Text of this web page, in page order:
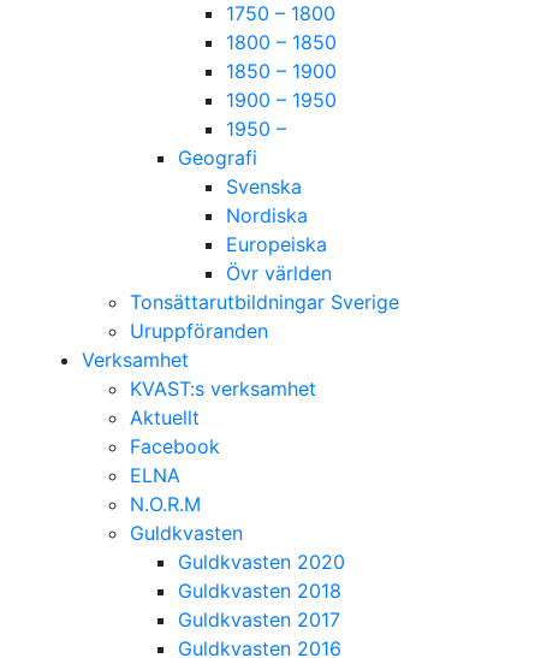
1750 – 1800
1800 – 1850
1850 – 1900
1900 – 1950
1950 –
Geografi
Svenska
Nordiska
Europeiska
Övr världen
Tonsättarutbildningar Sverige
Uruppföranden
Verksamhet
KVAST:s verksamhet
Aktuellt
Facebook
ELNA
N.O.R.M
Guldkvasten
Guldkvasten 2020
Guldkvasten 2018
Guldkvasten 2017
Guldkvasten 2016